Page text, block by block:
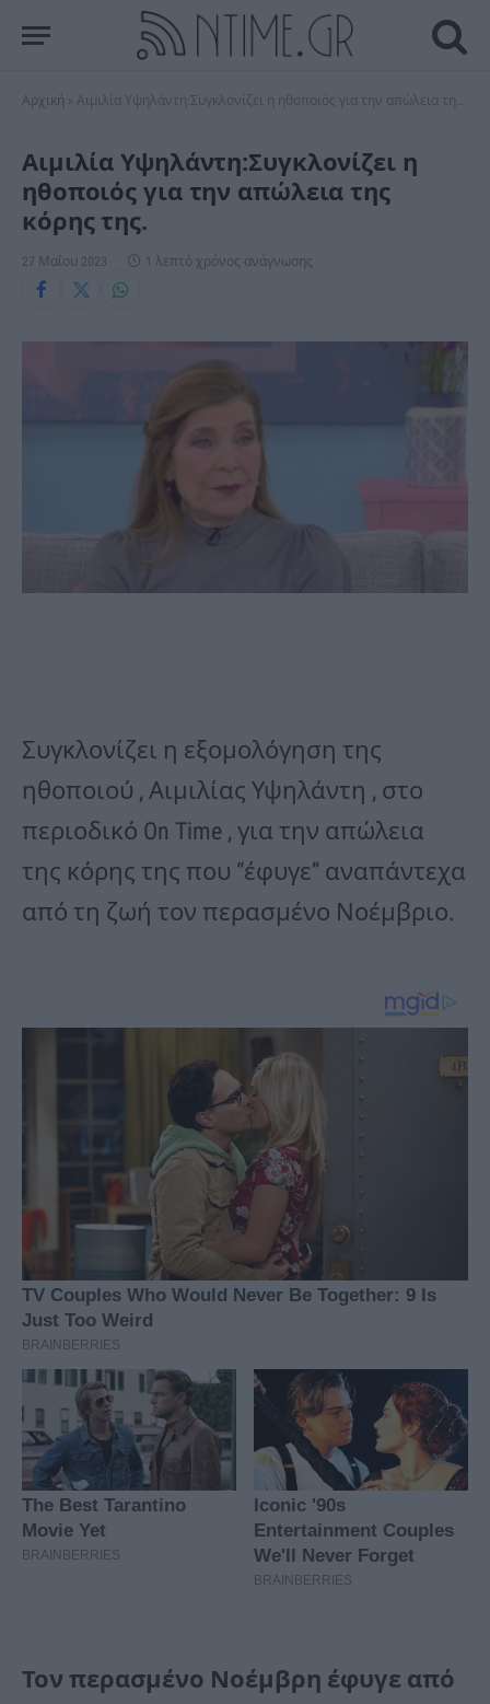
Αρχική Αιμιλία Υψηλάντη:Συγκλονίζει η ηθοποιός για την απώλεια της κόρης της.
Αιμιλία Υψηλάντη:Συγκλονίζει η
ηθοποιός για την απώλεια της
κόρης της.
27 Μαΐου 2023 1 λεπτό χρόνος ανάγνωσης
Συγκλονίζει η εξομολόγηση της
ηθοποιού , Αιμιλίας Υψηλάντη , στο
περιοδικό On Time , για την απώλεια
της κόρης της που “έφυγε” αναπάντεχα
από τη ζωή τον περασμένο Νοέμβριο.
Τον περασμένο Νοέμβρη έφυγε από